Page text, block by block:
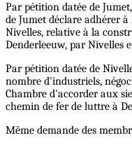
Par pétition datée de
de Jumet déclare adhérer
Nivelles, relative à la
Denderleeuw, par Nivelles
Par pétition datée de
nombre d'industriels,
Chambre d'accorder aux
chemin de fer de luttre à
Même demande des